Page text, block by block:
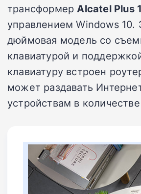
трансформерAlcatel Plus
управлением Windows 10.
дюймовая модель со
клавиатурой и
клавиатуру встроен
может раздавать
устройствам в